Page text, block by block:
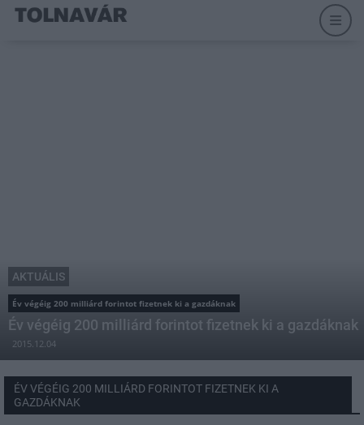
AKTUÁLIS
Év végéig 200 milliárd forintot fizetnek ki a gazdáknak
Év végéig 200 milliárd forintot fizetnek ki a gazdáknak
2015.12.04
ÉV VÉGÉIG 200 MILLIÁRD FORINTOT FIZETNEK KI A
GAZDÁKNAK